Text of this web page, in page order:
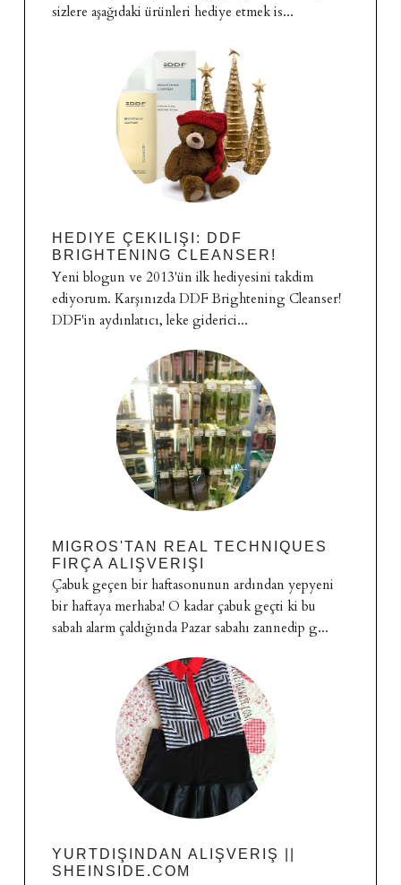
sizlere aşağıdaki ürünleri hediye etmek is...
HEDIYE ÇEKILIŞI: DDF
BRIGHTENING CLEANSER!
Yeni blogun ve 2013'ün ilk hediyesini takdim
ediyorum. Karşınızda DDF Brightening Cleanser!
DDF'in aydınlatıcı, leke giderici...
MIGROS'TAN REAL TECHNIQUES
FIRÇA ALIŞVERIŞI
Çabuk geçen bir haftasonunun ardından yepyeni
bir haftaya merhaba! O kadar çabuk geçti ki bu
sabah alarm çaldığında Pazar sabahı zannedip g...
YURTDIŞINDAN ALIŞVERIŞ ||
SHEINSIDE.COM